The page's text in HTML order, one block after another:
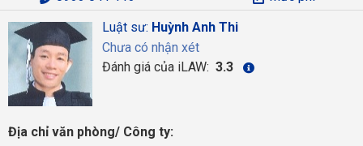
Luật sư: Huỳnh Anh Thi
Chưa có nhận xét
Đánh giá của iLAW: 3.3
Địa chỉ văn phòng/ Công ty: